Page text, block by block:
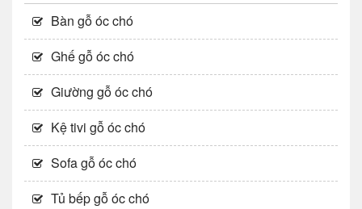
Bàn gỗ óc chó
Ghế gỗ óc chó
Giường gỗ óc chó
Kệ tivi gỗ óc chó
Sofa gỗ óc chó
Tủ bếp gỗ óc chó